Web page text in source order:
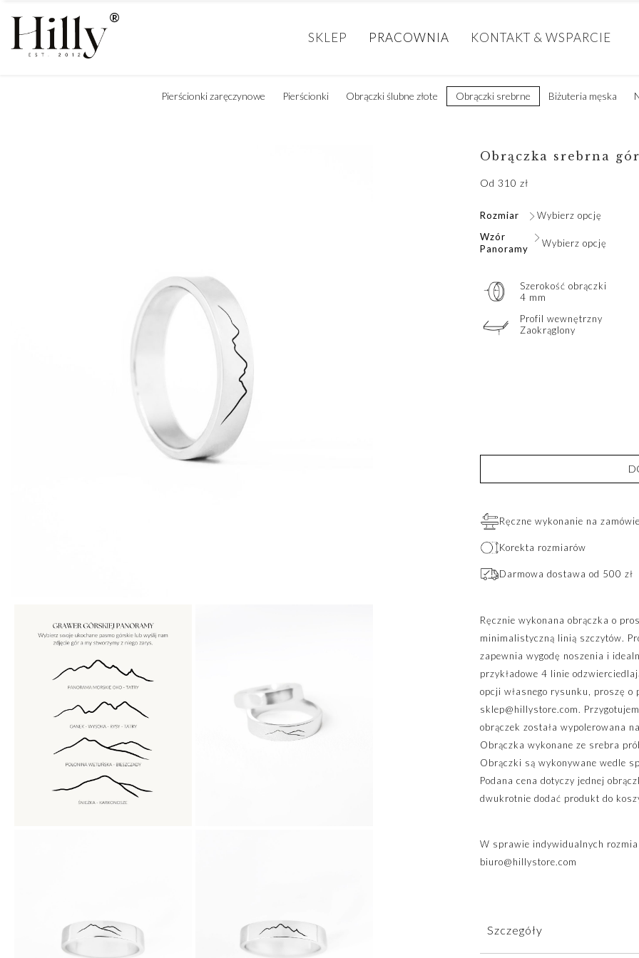
SKLEP PRACOWNIA KONTAKT & WSPARCIE
Pierścionki zaręczynowe Pierścionki Obrączki ślubne złote Obrączki srebrne Biżuteria męska
Obrączka srebrna
Od 310 zł
Rozmiar
Wybierz opcję
Wzór
Panoramy
Wybierz opcję
Szerokość obrączki
4 mm
Profil wewnętrzny
Zaokrąglony
Ręczne wykonanie na
Korekta rozmiarów
Darmowa dostawa od 500 zł
Ręcznie wykonana obrączka o
minimalistyczną linią szczytów.
zapewnia wygodę noszenia i
przykładowe 4 linie
opcji własnego rysunku, proszę
sklep@hillystore.com.
obrączek została wypolerowana
Obrączka wykonane ze srebra
Obrączki są wykonywane wedle
Podana cena dotyczy jednej
dwukrotnie dodać produkt do
W sprawie indywidualnych
biuro@hillystore.com
Szczegóły